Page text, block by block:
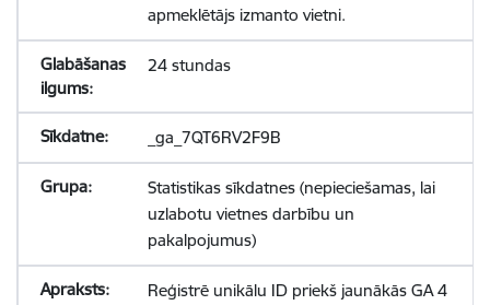
apmeklētājs izmanto vietni.
24 stundas
_ga_7QT6RV2F9B
Statistikas sīkdatnes (nepieciešamas, lai
uzlabotu vietnes darbību un
pakalpojumus)
Reģistrē unikālu ID priekš jaunākās GA 4